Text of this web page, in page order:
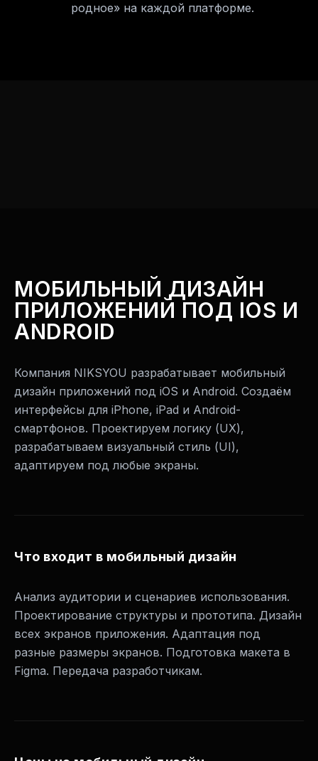
родное» на каждой платформе.
60000
₽
Дизайн
мобильного
приложения
60000
Адаптация
веб-
дизайна
мобильные
устройства
МОБИЛЬНЫЙ ДИЗАЙН
ПРИЛОЖЕНИЙ ПОД IOS И
ANDROID
Компания NIKSYOU разрабатывает мобильный
дизайн приложений под iOS и Android. Создаём
интерфейсы для iPhone, iPad и Android-
смартфонов. Проектируем логику (UX),
разрабатываем визуальный стиль (UI),
адаптируем под любые экраны.
Что входит в мобильный дизайн
Анализ аудитории и сценариев использования.
Проектирование структуры и прототипа. Дизайн
всех экранов приложения. Адаптация под
разные размеры экранов. Подготовка макета в
Figma. Передача разработчикам.